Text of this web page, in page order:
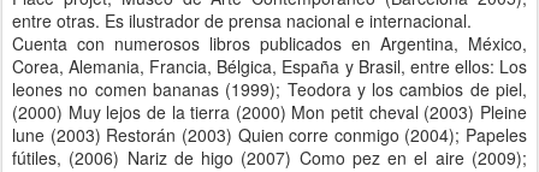
entre otras. Es ilustrador de prensa nacional e internacional.
Cuenta con numerosos libros publicados en Argentina, México,
Corea, Alemania, Francia, Bélgica, España y Brasil, entre ellos: Los
leones no comen bananas (1999); Teodora y los cambios de piel,
(2000) Muy lejos de la tierra (2000) Mon petit cheval (2003) Pleine
lune (2003) Restorán (2003) Quien corre conmigo (2004); Papeles
fútiles, (2006) Nariz de higo (2007) Como pez en el aire (2009);